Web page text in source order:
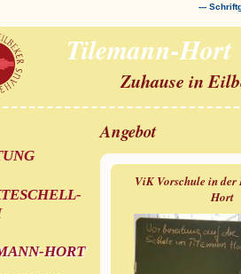
---
Tilemann-Hort
Zuhause in
HORT
Angebot
ViK Vorschule in
Hort